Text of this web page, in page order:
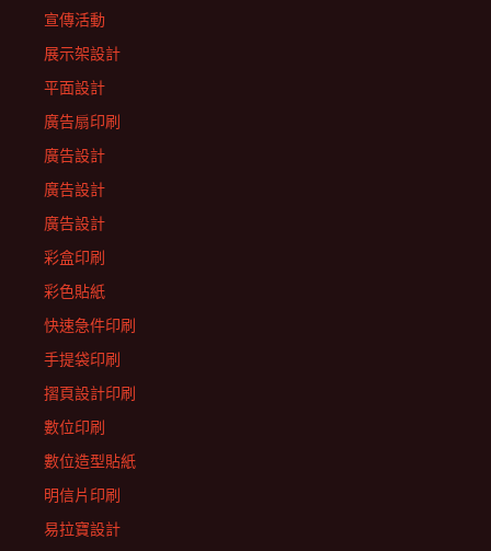
宣傳活動
展示架設計
平面設計
廣告扇印刷
廣告設計
廣告設計
廣告設計
彩盒印刷
彩色貼紙
快速急件印刷
手提袋印刷
摺頁設計印刷
數位印刷
數位造型貼紙
明信片印刷
易拉寶設計